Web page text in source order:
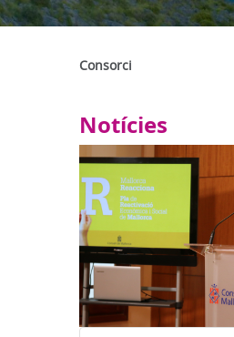
Consorci
Notícies